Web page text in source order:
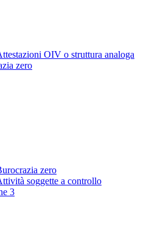
OIV o struttura analoga
zero
zero
soggette a controllo
3